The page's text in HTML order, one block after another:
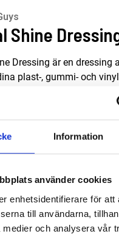
Information
använder cookies
enhetsidentifierare för att
till användarna,
medier och analysera vår
Shine
Dressing är en dressing
plast-, gummi- och
och exteriört, och
ytorna ett effektivt UV-
pris: 175.20 kr
kr